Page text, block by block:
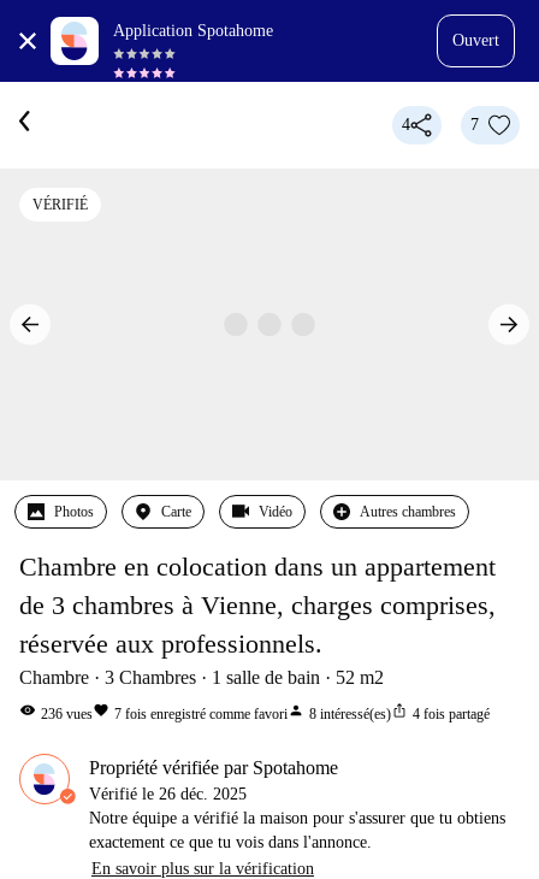
Application Spotahome
Ouvert
4 7
VÉRIFIÉ
Photos Carte Vidéo Autres chambres
Chambre en colocation dans un appartement
de 3 chambres à Vienne, charges comprises,
réservée aux professionnels.
Chambre 3 Chambres 1 salle de bain 52 m2
visibility 236 vuesfavorite 7 fois enregistré comme favoriperson 8 intéressé(es)ios_share 4 fois partagé
Propriété vérifiée par Spotahome
Vérifié le 26 déc. 2025
Notre équipe a vérifié la maison pour s'assurer que tu obtiens
exactement ce que tu vois dans l'annonce.
En savoir plus sur la vérification